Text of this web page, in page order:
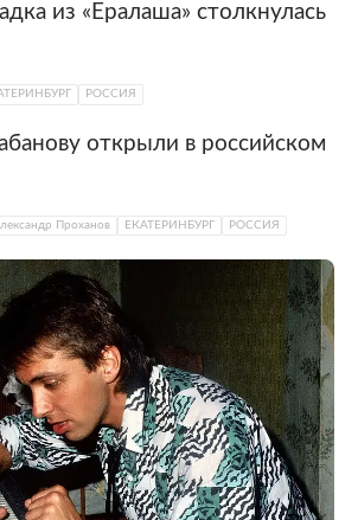
из «Ералаша» столкнулась
РОССИЯ
открыли в российском
Проханов ЕКАТЕРИНБУРГ РОССИЯ